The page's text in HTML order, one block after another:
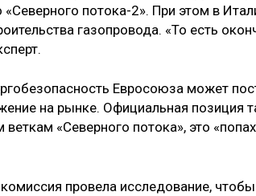
«Северного потока-2». При этом в
газопровода. «То есть
Евросоюза может
на рынке. Официальная позиция
«Северного потока», это
провела исследование,